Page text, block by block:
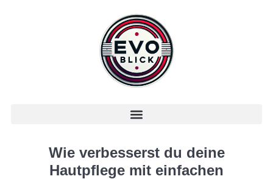
Wie verbesserst du deine
Hautpflege mit einfachen